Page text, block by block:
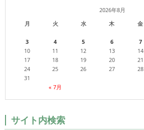
2026年8月
月
火 水 木 金
« 7月
3
4 5 6 7
10
11 12 13 14
17
18 19 20 21
24
25 26 27 28
31
サイト内検索